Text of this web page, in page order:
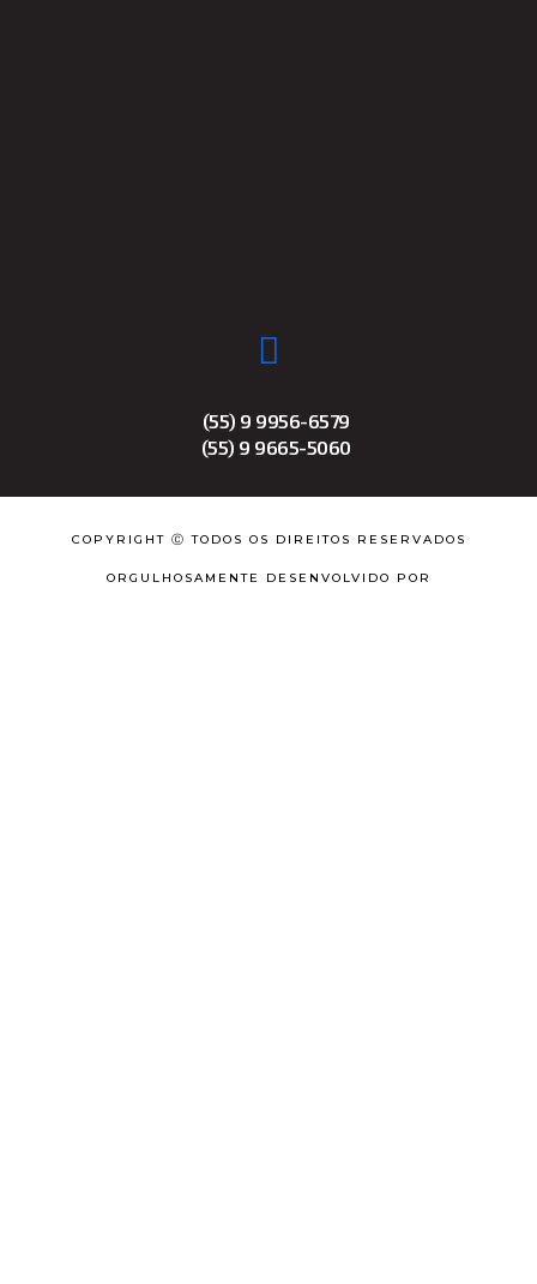
(55) 9 9956-6579
(55) 9 9665-5060
COPYRIGHT Ⓒ TODOS OS DIREITOS RESERVADOS
ORGULHOSAMENTE DESENVOLVIDO POR